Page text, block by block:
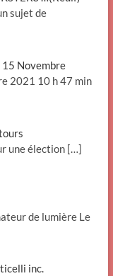
sujet de
15 Novembre
2021 10 h 47 min
une élection […]
de lumière Le
inc.